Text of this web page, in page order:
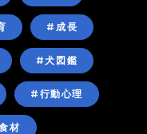
#成長
#犬図鑑
#行動心理
材